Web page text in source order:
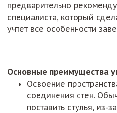
предварительно
специалиста, который
учтет все особенности
Основные преимущества
Освоение
соединения стен.
поставить стулья, из-